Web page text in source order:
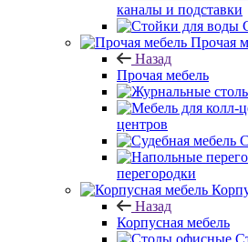
каналы и подставки
Прочая
Назад
Прочая мебель
центров
перегородки
Назад
Корпусная мебель